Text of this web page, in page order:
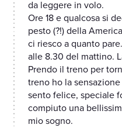
da leggere in volo.
Ore 18 e qualcosa si
pesto (?!) della
ci riesco a quanto
alle 8.30 del mattino.
Prendo il treno per
treno ho la
sento felice, speciale
compiuto una
mio sogno.